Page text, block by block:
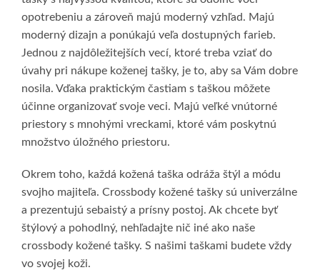
opotrebeniu a zároveň majú moderný vzhľad. Majú
moderný dizajn a ponúkajú veľa dostupných farieb.
Jednou z najdôležitejších vecí, ktoré treba vziať do
úvahy pri nákupe koženej tašky, je to, aby sa Vám dobre
nosila. Vďaka praktickým častiam s taškou môžete
účinne organizovať svoje veci. Majú veľké vnútorné
priestory s mnohými vreckami, ktoré vám poskytnú
množstvo úložného priestoru.
Okrem toho, každá kožená taška odráža štýl a módu
svojho majiteľa. Crossbody kožené tašky sú univerzálne
a prezentujú sebaistý a prísny postoj. Ak chcete byť
štýlový a pohodlný, nehľadajte nič iné ako naše
crossbody kožené tašky. S našimi taškami budete vždy
vo svojej koži.